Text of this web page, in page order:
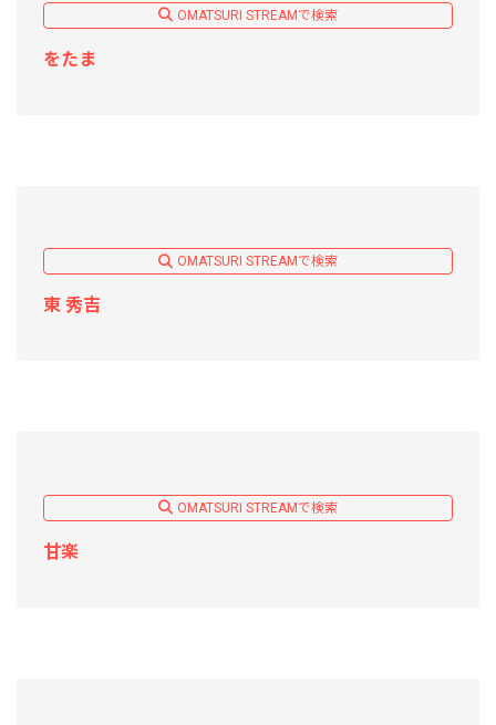
OMATSURI STREAMで検索
をたま
OMATSURI STREAMで検索
東 秀吉
OMATSURI STREAMで検索
甘楽